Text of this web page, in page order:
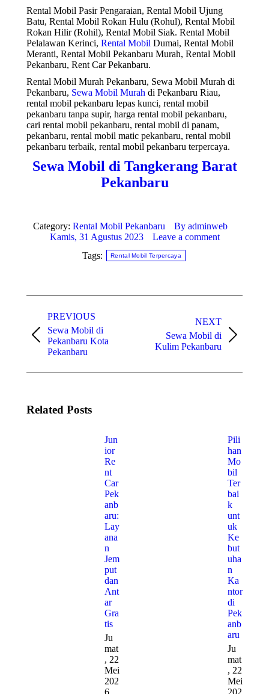
Rental Mobil Pasir Pengaraian, Rental Mobil Ujung
Batu, Rental Mobil Rokan Hulu (Rohul), Rental Mobil
Rokan Hilir (Rohil), Rental Mobil Siak. Rental Mobil
Pelalawan Kerinci, Rental Mobil Dumai, Rental Mobil
Meranti, Rental Mobil Pekanbaru Murah, Rental Mobil
Pekanbaru, Rent Car Pekanbaru.
Rental Mobil Murah Pekanbaru, Sewa Mobil Murah di
Pekanbaru, Sewa Mobil Murah di Pekanbaru Riau,
rental mobil pekanbaru lepas kunci, rental mobil
pekanbaru tanpa supir, harga rental mobil pekanbaru,
cari rental mobil pekanbaru, rental mobil di panam,
pekanbaru, rental mobil matic pekanbaru, rental mobil
pekanbaru terbaik, rental mobil pekanbaru terpercaya.
Sewa Mobil di Tangkerang Barat
Pekanbaru
Category: Rental Mobil Pekanbaru By adminweb
Kamis, 31 Agustus 2023
Leave a comment
Tags:
Rental Mobil Terpercaya
n
i
PREVIOUS
P
r
v
s
Sewa Mobil di
Pekanbaru Kota
Pekanbaru
NEXT
e
t
Sewa Mobil di
Kulim Pekanbaru
Related Posts
Jun
ior
Re
nt
Car
Pek
anb
aru:
Lay
ana
n
Jem
put
dan
Ant
ar
Gra
tis
Ju
mat
, 22
Mei
202
Pili
han
Mo
bil
Ter
bai
k
unt
uk
Ke
but
uha
n
Ka
ntor
di
Pek
anb
aru
Ju
mat
, 22
Mei